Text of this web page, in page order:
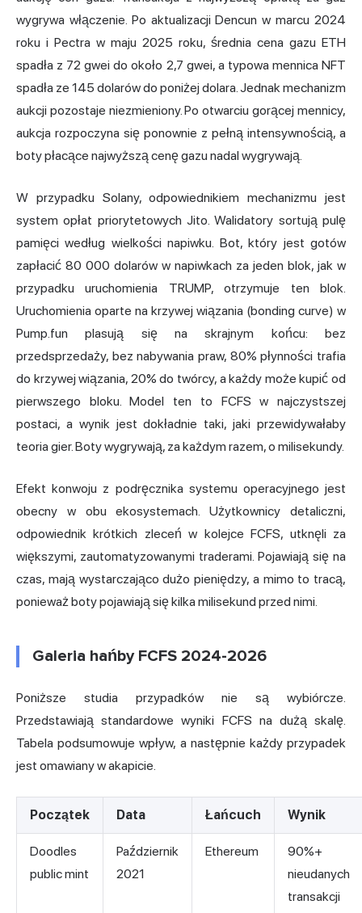
wygrywa włączenie. Po aktualizacji Dencun w marcu 2024
roku i Pectra w maju 2025 roku, średnia cena gazu ETH
spadła z 72 gwei do około 2,7 gwei, a typowa mennica NFT
spadła ze 145 dolarów do poniżej dolara. Jednak mechanizm
aukcji pozostaje niezmieniony. Po otwarciu gorącej mennicy,
aukcja rozpoczyna się ponownie z pełną intensywnością, a
boty płacące najwyższą cenę gazu nadal wygrywają.
W przypadku Solany, odpowiednikiem mechanizmu jest
system opłat priorytetowych Jito. Walidatory sortują pulę
pamięci według wielkości napiwku. Bot, który jest gotów
zapłacić 80 000 dolarów w napiwkach za jeden blok, jak w
przypadku uruchomienia TRUMP, otrzymuje ten blok.
Uruchomienia oparte na krzywej wiązania (bonding curve) w
Pump.fun plasują się na skrajnym końcu: bez
przedsprzedaży, bez nabywania praw, 80% płynności trafia
do krzywej wiązania, 20% do twórcy, a każdy może kupić od
pierwszego bloku. Model ten to FCFS w najczystszej
postaci, a wynik jest dokładnie taki, jaki przewidywałaby
teoria gier. Boty wygrywają, za każdym razem, o milisekundy.
Efekt konwoju z podręcznika systemu operacyjnego jest
obecny w obu ekosystemach. Użytkownicy detaliczni,
odpowiednik krótkich zleceń w kolejce FCFS, utknęli za
większymi, zautomatyzowanymi traderami. Pojawiają się na
czas, mają wystarczająco dużo pieniędzy, a mimo to tracą,
ponieważ boty pojawiają się kilka milisekund przed nimi.
Galeria hańby FCFS 2024-2026
Poniższe studia przypadków nie są wybiórcze.
Przedstawiają standardowe wyniki FCFS na dużą skalę.
Tabela podsumowuje wpływ, a następnie każdy przypadek
jest omawiany w akapicie.
Początek Data Łańcuch Wynik
Doodles
public mint
Październik
2021
Ethereum
90%+
nieudanych
transakcji